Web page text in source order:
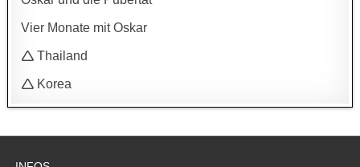
Vier Monate mit Oskar
🛆 Thailand
🛆 Korea